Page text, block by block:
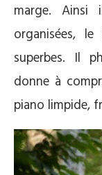
marge. Ainsi
organisées,
superbes. Il
donne à
piano limpide,